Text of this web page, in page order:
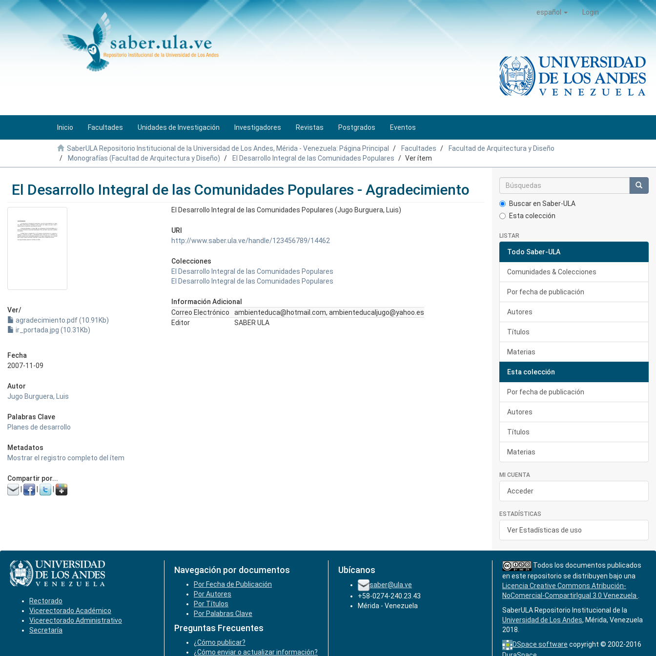
español Login
Inicio Facultades Unidades de Investigación Investigadores Revistas Postgrados Eventos
SaberULA Repositorio Institucional de la Universidad de Los Andes, Mérida - Venezuela: Página Principal Facultades
Facultad de Arquitectura y Diseño
Monografías (Facultad de Arquitectura y Diseño)
El Desarrollo Integral de las Comunidades Populares Ver ítem
El Desarrollo Integral de las Comunidades Populares - Agradecimiento
Ver/
agradecimiento.pdf (10.91Kb)
ir_portada.jpg (10.31Kb)
Fecha
2007-11-09
Autor
Jugo Burguera, Luis
Palabras Clave
Planes de desarrollo
Metadatos
Mostrar el registro completo del ítem
Compartir por...
El Desarrollo Integral de las Comunidades Populares (Jugo Burguera, Luis)
URI
http://www.saber.ula.ve/handle/123456789/14462
Colecciones
El Desarrollo Integral de las Comunidades Populares
El Desarrollo Integral de las Comunidades Populares
Información Adicional
Correo Electrónico
ambienteduca@hotmail.com, ambienteducaljugo@yahoo.es
Editor
SABER ULA
Buscar en Saber-ULA
Esta colección
LISTAR
Todo Saber-ULA
Comunidades & Colecciones
Por fecha de publicación
Autores
Títulos
Materias
Esta colección
Por fecha de publicación
Autores
Títulos
Materias
MI CUENTA
Acceder
ESTADÍSTICAS
Ver Estadísticas de uso
Rectorado
Vicerectorado Académico
Vicerectorado Administrativo
Secretaría
Navegación por documentos
Por Fecha de Publicación
Por Autores
Por Títulos
Por Palabras Clave
Preguntas Frecuentes
¿Cómo publicar?
¿Cómo enviar o actualizar información?
Ubícanos
saber@ula.ve
+58-0274-240.23.43
Mérida - Venezuela
Todos los documentos publicados
en este repositorio se distribuyen bajo una
Licencia Creative Commons Atribución-
NoComercial-CompartirIgual 3.0 Venezuela
SaberULA Repositorio Institucional de la
Universidad de Los Andes, Mérida, Venezuela
2018.
DSpace software copyright © 2002-2016